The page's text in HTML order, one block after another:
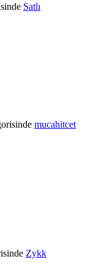
Satlı
mucahitcet
Zykk